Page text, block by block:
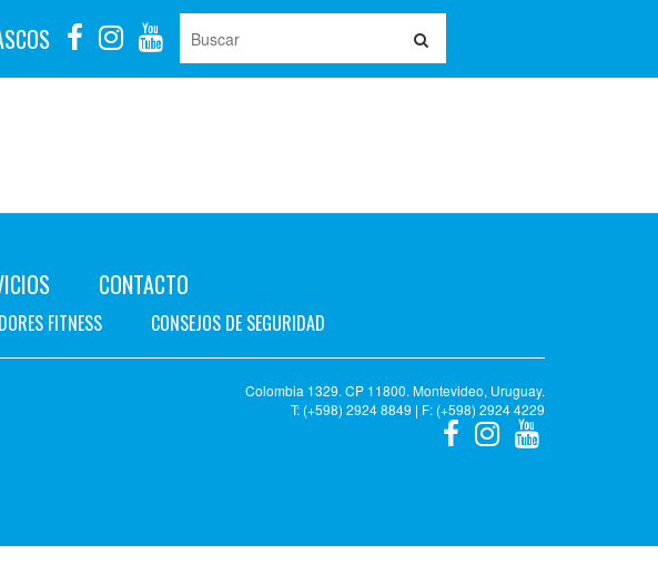
CONTACTO
FITNESS CONSEJOS DE SEGURIDAD
Colombia 1329. CP 11800. Montevideo, Uruguay.
T: (+598) 2924 8849 | F: (+598) 2924 4229